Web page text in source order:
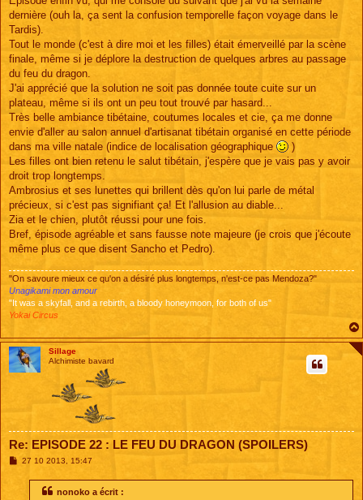
a
g
dernière (ouh la, ça sent la confusion temporelle façon voyage dans le
Tardis).
Tout le monde (c'est à dire moi et les filles) était émerveillé par la scène
finale, même si je déplore la destruction de quelques arbres au passage
du feu du dragon.
J'ai apprécié que la solution ne soit pas donnée toute cuite sur un
plateau, même si ils ont un peu tout trouvé par hasard...
Très belle ambiance tibétaine, coutumes locales et cie, ça me donne
envie d'aller au salon annuel d'artisanat tibétain organisé en cette période
dans ma ville natale (indice de localisation géographique
)
Les filles ont bien retenu le salut tibétain, j'espère que je vais pas y avoir
droit trop longtemps.
Ambrosius et ses lunettes qui brillent dès qu'on lui parle de métal
précieux, si c'est pas signifiant ça! Et l'allusion au diable...
Zia et le chien, plutôt réussi pour une fois.
Bref, épisode agréable et sans fausse note majeure (je crois que j'écoute
même plus ce que disent Sancho et Pedro).
"On savoure mieux ce qu'on a désiré plus longtemps, n'est-ce pas Mendoza?"
Unagikami mon amour
"It was a skyfall, and a rebirth, a bloody honeymoon, for both of us"
Yokai Circus
Sillage
Alchimiste bavard
Re: EPISODE 22 : LE FEU DU DRAGON (SPOILERS)
M27 10 2013, 15:47
nonoko a écrit :